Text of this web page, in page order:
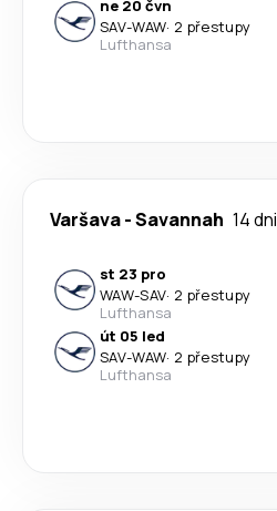
ne 20 čvn
SAV-WAW· 2 přestupy
Lufthansa
Varšava-Savannah 14 dni
st 23 pro
WAW-SAV· 2 přestupy
Lufthansa
út 05 led
SAV-WAW· 2 přestupy
Lufthansa